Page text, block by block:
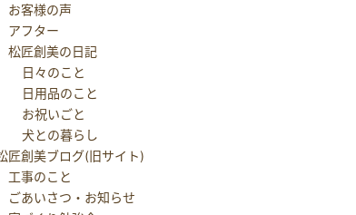
お客様の声
アフター
松匠創美の日記
日々のこと
日用品のこと
お祝いごと
犬との暮らし
匠創美ブログ(旧サイト)
工事のこと
ごあいさつ・お知らせ